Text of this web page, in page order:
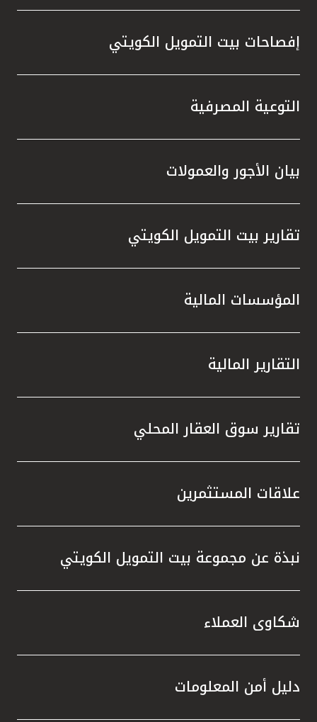
إفصاحات بيت التمويل الكويتي
التوعية المصرفية
بيان الأجور والعمولات
تقارير بيت التمويل الكويتي
المؤسسات المالية
التقارير المالية
تقارير سوق العقار المحلي
علاقات المستثمرين
نبذة عن مجموعة بيت التمويل الكويتي
شكاوى العملاء
دليل أمن المعلومات